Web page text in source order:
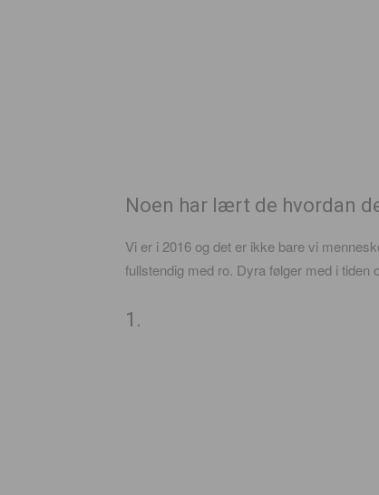
Noen har lært de hvordan
Vi er i 2016 og det er ikke bare vi
fullstendig med ro. Dyra følger med i tiden
1.